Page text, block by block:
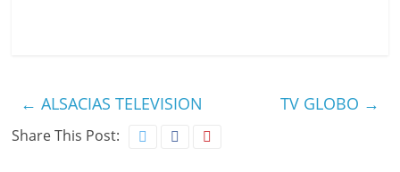
y
← ALSACIAS TELEVISION TV GLOBO →
Share This Post: